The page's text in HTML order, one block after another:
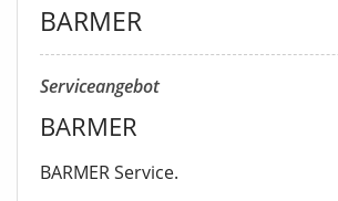
BARMER
Serviceangebot
BARMER
BARMER Service.